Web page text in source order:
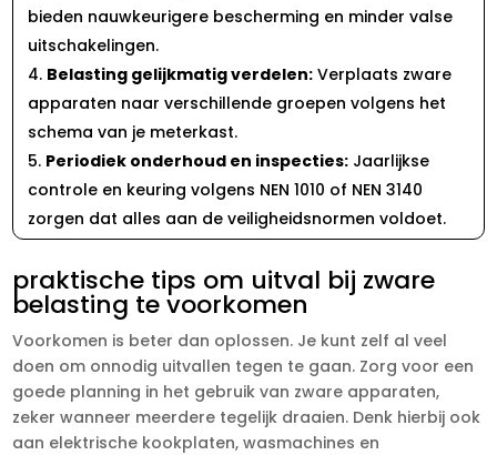
bieden nauwkeurigere bescherming en minder valse
uitschakelingen.​
Belasting gelijkmatig verdelen: Verplaats zware
apparaten naar verschillende groepen volgens het
schema van je meterkast.​
Periodiek onderhoud en inspecties: Jaarlijkse
controle en keuring volgens NEN 1010 of NEN 3140
zorgen dat alles aan de veiligheidsnormen voldoet.​
praktische tips om uitval bij zware
belasting te voorkomen
Voorkomen is beter dan oplossen.​ Je kunt zelf al veel
doen om onnodig uitvallen tegen te gaan.​ Zorg voor een
goede planning in het gebruik van zware apparaten,
zeker wanneer meerdere tegelijk draaien.​ Denk hierbij ook
aan elektrische kookplaten, wasmachines en